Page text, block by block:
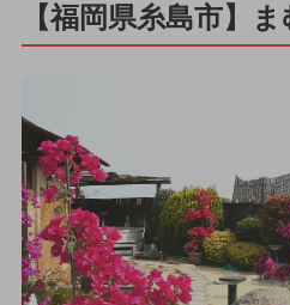
【福岡県糸島市】